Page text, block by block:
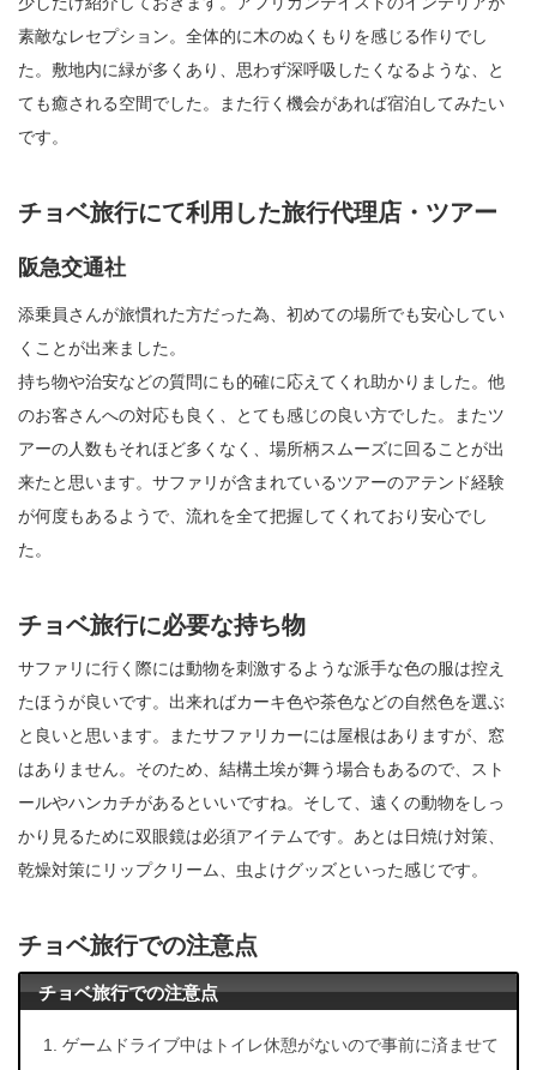
素敵なレセプション。全体的に木のぬくもりを感じる作りでし
た。敷地内に緑が多くあり、思わず深呼吸したくなるような、と
ても癒される空間でした。また行く機会があれば宿泊してみたい
です。
チョベ旅行にて利用した旅行代理店・ツアー
阪急交通社
添乗員さんが旅慣れた方だった為、初めての場所でも安心してい
くことが出来ました。
持ち物や治安などの質問にも的確に応えてくれ助かりました。他
のお客さんへの対応も良く、とても感じの良い方でした。またツ
アーの人数もそれほど多くなく、場所柄スムーズに回ることが出
来たと思います。サファリが含まれているツアーのアテンド経験
が何度もあるようで、流れを全て把握してくれており安心でし
た。
チョベ旅行に必要な持ち物
サファリに行く際には動物を刺激するような派手な色の服は控え
たほうが良いです。出来ればカーキ色や茶色などの自然色を選ぶ
と良いと思います。またサファリカーには屋根はありますが、窓
はありません。そのため、結構土埃が舞う場合もあるので、スト
ールやハンカチがあるといいですね。そして、遠くの動物をしっ
かり見るために双眼鏡は必須アイテムです。あとは日焼け対策、
乾燥対策にリップクリーム、虫よけグッズといった感じです。
チョベ旅行での注意点
チョベ旅行での注意点
ゲームドライブ中はトイレ休憩がないので事前に済ませて